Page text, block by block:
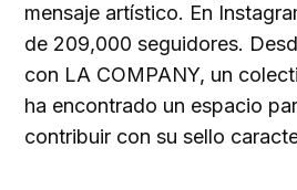
mensaje artístico. En
de 209,000 seguidores.
con LA COMPANY, un
ha encontrado un espacio
contribuir con su sello